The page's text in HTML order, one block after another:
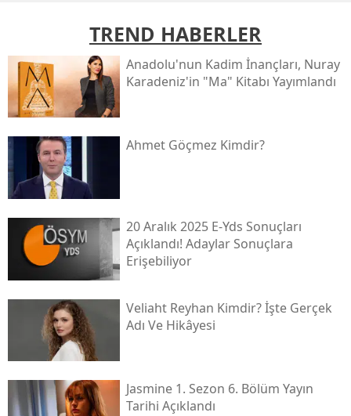
TREND HABERLER
Anadolu'nun Kadim İnançları, Nuray
Karadeniz'in "ma" Kitabı Yayımlandı
Ahmet Göçmez Kimdir?
20 Aralık 2025 E-Yds Sonuçları
Açıklandı! Adaylar Sonuçlara
Erişebiliyor
Veliaht Reyhan Kimdir? İşte Gerçek
Adı Ve Hikâyesi
Jasmine 1. Sezon 6. Bölüm Yayın
Tarihi Açıklandı